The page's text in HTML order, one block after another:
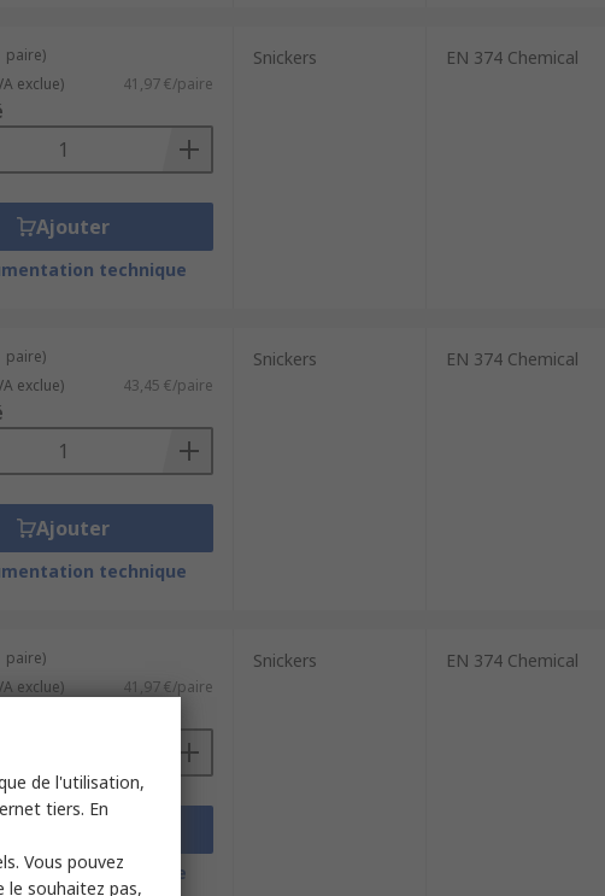
paire)
exclue) 41,97 €/paire
Ajouter
technique
Snickers EN 374 Chemical
paire)
exclue) 43,45 €/paire
Ajouter
technique
Snickers EN 374 Chemical
paire)
exclue) 41,97 €/paire
technique
Snickers EN 374 Chemical
de l'utilisation,
tiers. En
Vous pouvez
le souhaitez pas,